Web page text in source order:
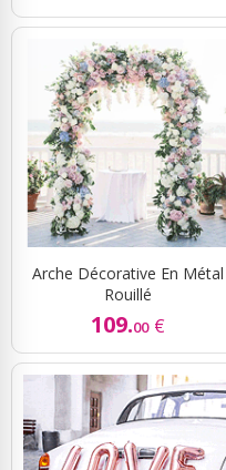
Arche Décorative En Métal
Rouillé
109.00 €